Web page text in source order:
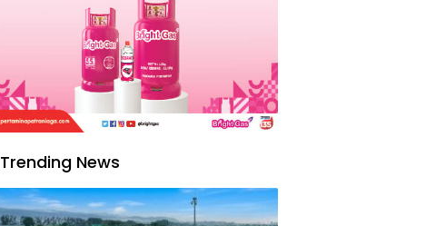
Trending News